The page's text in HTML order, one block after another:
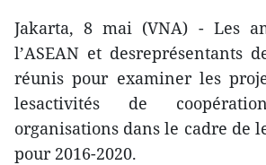
Jakarta, 8 mai (VNA) - Les
l’ASEAN et desreprésentants
réunis pour examiner les
lesactivités de
organisations dans le cadre de
pour 2016-2020.